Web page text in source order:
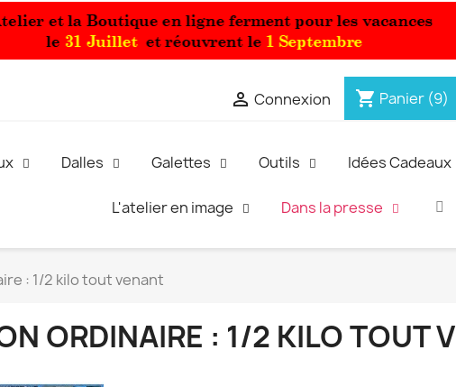
 Connexion shopping_cart Panier (9)
Dalles Galettes Outils Idées Cadeaux
L'atelier en image Dans la presse
: 1/2 kilo tout venant
ORDINAIRE : 1/2 KILO TOUT